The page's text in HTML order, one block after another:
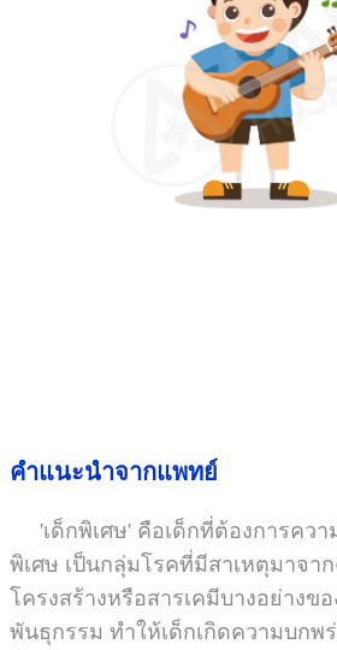
คำแนะนำจากแพทย์
'เด็กพิเศษ' คือเด็กที่ต้องการควา
พิเศษ เป็นกลุ่มโรคที่มีสาเหตุมาจา
โครงสร้างหรือสารเคมีบางอย่างข
พันธุกรรม ทำให้เด็กเกิดความบกพ